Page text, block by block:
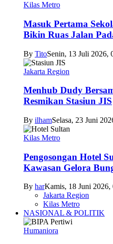
Kilas Metro
Masuk Pertama
Bikin Ruas Jalan
By TitoSenin, 13 Juli 2026,
Jakarta Region
Menhub Dudy
Resmikan Stasiun JIS
By ilhamSelasa, 23 Juni
Kilas Metro
Pengosongan Hotel
Kawasan Gelora
By harKamis, 18 Juni 2026,
Jakarta Region
Kilas Metro
NASIONAL & POLITIK
Humaniora